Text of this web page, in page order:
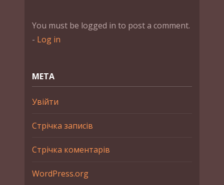
You must be logged in to post a comment.
- Log in
МЕТА
Увійти
Стрічка записів
Стрічка коментарів
WordPress.org